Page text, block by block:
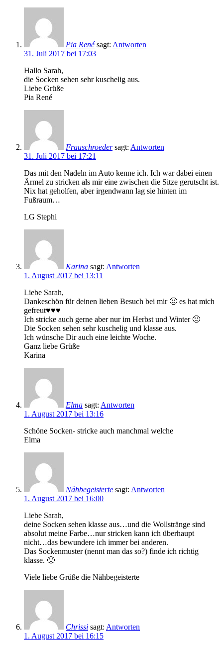
Pia René sagt: Antworten
31. Juli 2017 bei 17:03
Hallo Sarah,
die Socken sehen sehr kuschelig aus.
Liebe Grüße
Pia René
Frauschroeder sagt: Antworten
31. Juli 2017 bei 17:21
Das mit den Nadeln im Auto kenne ich. Ich war dabei einen
Ärmel zu stricken als mir eine zwischen die Sitze gerutscht ist.
Nix hat geholfen, aber irgendwann lag sie hinten im
Fußraum…
LG Stephi
Karina sagt: Antworten
1. August 2017 bei 13:11
Liebe Sarah,
Dankeschön für deinen lieben Besuch bei mir 🙂 es hat mich
gefreut♥♥♥
Ich stricke auch gerne aber nur im Herbst und Winter 🙂
Die Socken sehen sehr kuschelig und klasse aus.
Ich wünsche Dir auch eine leichte Woche.
Ganz liebe Grüße
Karina
Elma sagt: Antworten
1. August 2017 bei 13:16
Schöne Socken- stricke auch manchmal welche
Elma
Nähbegeisterte sagt: Antworten
1. August 2017 bei 16:00
Liebe Sarah,
deine Socken sehen klasse aus…und die Wollstränge sind
absolut meine Farbe…nur stricken kann ich überhaupt
nicht…das bewundere ich immer bei anderen.
Das Sockenmuster (nennt man das so?) finde ich richtig
klasse. 🙂
Viele liebe Grüße die Nähbegeisterte
Chrissi sagt: Antworten
1. August 2017 bei 16:15